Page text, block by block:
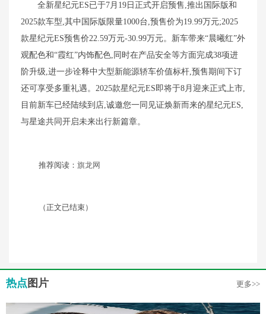
全新星纪元ES已于7月19日正式开启预售,推出国际版和
2025款车型,其中国际版限量1000台,预售价为19.99万元;2025
款星纪元ES预售价22.59万元-30.99万元。新车带来“晨曦红”外
观配色和“霞红”内饰配色,同时在产品安全等方面完成38项进
阶升级,进一步诠释中大型新能源轿车价值标杆,预售期间下订
还可享受多重礼遇。2025款星纪元ES即将于8月迎来正式上市,
目前新车已经陆续到店,诚邀您一同见证焕新而来的星纪元ES,
与星途共同开启未来出行新篇章。
推荐阅读： 旗龙网
（正文已结束）
热点 图片 更多>>